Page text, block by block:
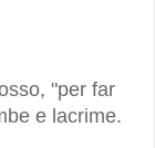
"per far
e lacrime.